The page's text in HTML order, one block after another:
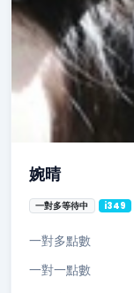
婉晴
一對多等待中 i349
一對多點數
一對一點數